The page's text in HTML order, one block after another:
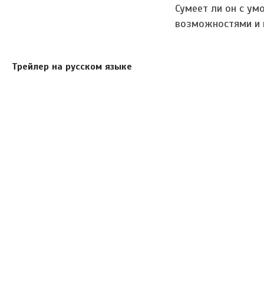
Сумеет ли он с
возможностями и
Трейлер на русском языке